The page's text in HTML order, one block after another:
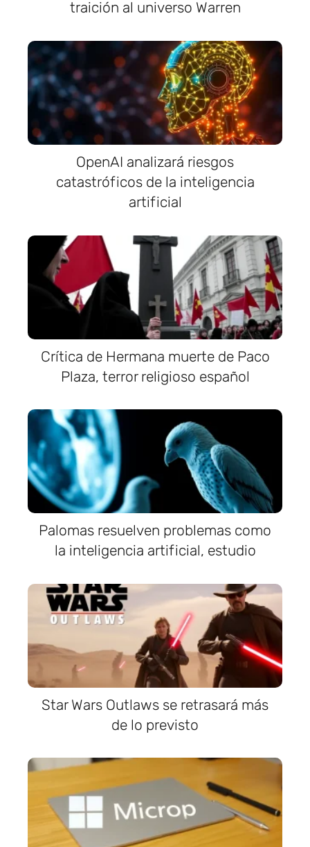
traición al universo Warren
OpenAI analizará riesgos
catastróficos de la inteligencia
artificial
Crítica de Hermana muerte de Paco
Plaza, terror religioso español
Palomas resuelven problemas como
la inteligencia artificial, estudio
Star Wars Outlaws se retrasará más
de lo previsto